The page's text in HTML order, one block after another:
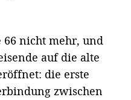
66 nicht mehr, und
auf die alte
die erste
zwischen